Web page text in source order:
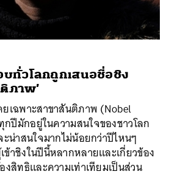
ทั่วโลกถูกเสนอชื่อชิง
ภาพ’
ยเฉพาะสาขาสันติภาพ (Nobel
กปีมักอยู่ในความสนใจของชาวโลก
น่าสนใจมากไม่น้อยกว่าปีไหนๆ
ข้าชิงในปีนี้หลากหลายและเกี่ยวข้อง
งสิทธิและความเท่าเทียมเป็นส่วน